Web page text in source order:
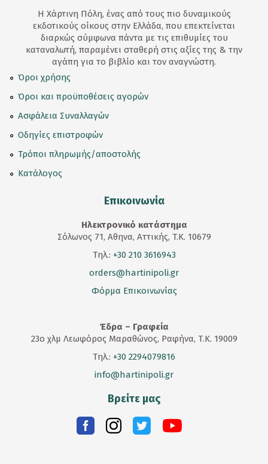
Η Χάρτινη Πόλη, ένας από τους πιο δυναμικούς
εκδοτικούς οίκους στην Ελλάδα, που επεκτείνεται
διαρκώς σύμφωνα πάντα με τις επιθυμίες του
καταναλωτή, παραμένει σταθερή στις αξίες της & την
αγάπη για το βιβλίο και τον αναγνώστη.
Όροι χρήσης
Όροι και προϋποθέσεις αγορών
Ασφάλεια Συναλλαγών
Οδηγίες επιστροφών
Τρόποι πληρωμής/αποστολής
Κατάλογος
Επικοινωνία
Ηλεκτρονικό κατάστημα
Σόλωνος 71, Αθηνα, Αττικής, T.K. 10679
Τηλ.: +30 210 3616943
orders@hartinipoli.gr
Φόρμα Επικοινωνίας
Έδρα – Γραφεία
23ο χλμ Λεωφόρος Μαραθώνος, Ραφήνα, Τ.Κ. 19009
Τηλ.: +30 2294079816
info@hartinipoli.gr
Βρείτε μας